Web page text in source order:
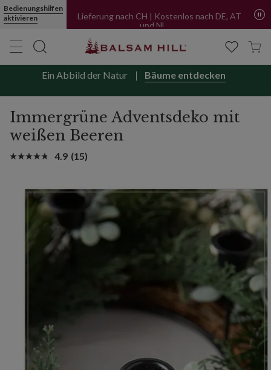
Bedienungshilfen
aktivieren
Lieferung nach CH | Kostenlos nach DE, AT
Jetzt kaufen, später bezahlen mit PayPal
Ein Abbild der Natur Bäume entdecken
Immergrüne Adventsdeko mit
weißen Beeren
4.9 (15)
Immergrüne Adventsdeko mit weißen Beeren | Balsam Hill